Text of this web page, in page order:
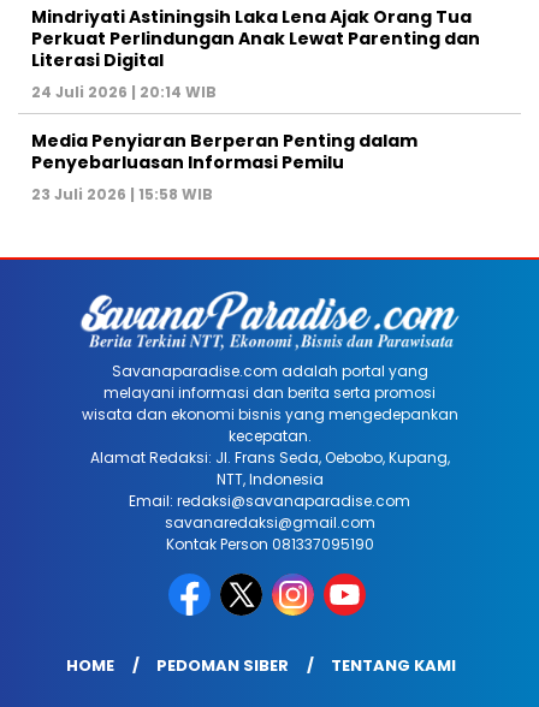
Mindriyati Astiningsih Laka Lena Ajak Orang Tua
Perkuat Perlindungan Anak Lewat Parenting dan
Literasi Digital
24 Juli 2026 | 20:14 WIB
Media Penyiaran Berperan Penting dalam
Penyebarluasan Informasi Pemilu
23 Juli 2026 | 15:58 WIB
Savanaparadise.com adalah portal yang
melayani informasi dan berita serta promosi
wisata dan ekonomi bisnis yang mengedepankan
kecepatan.
Alamat Redaksi: Jl. Frans Seda, Oebobo, Kupang,
NTT, Indonesia
Email: redaksi@savanaparadise.com
savanaredaksi@gmail.com
Kontak Person 081337095190
HOME PEDOMAN SIBER TENTANG KAMI